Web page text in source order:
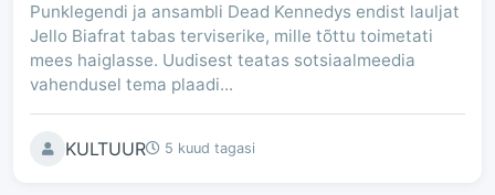
Punklegendi ja ansambli Dead Kennedys endist lauljat
Jello Biafrat tabas terviserike, mille tõttu toimetati
mees haiglasse. Uudisest teatas sotsiaalmeedia
vahendusel tema plaadi...
KULTUUR 5 kuud tagasi